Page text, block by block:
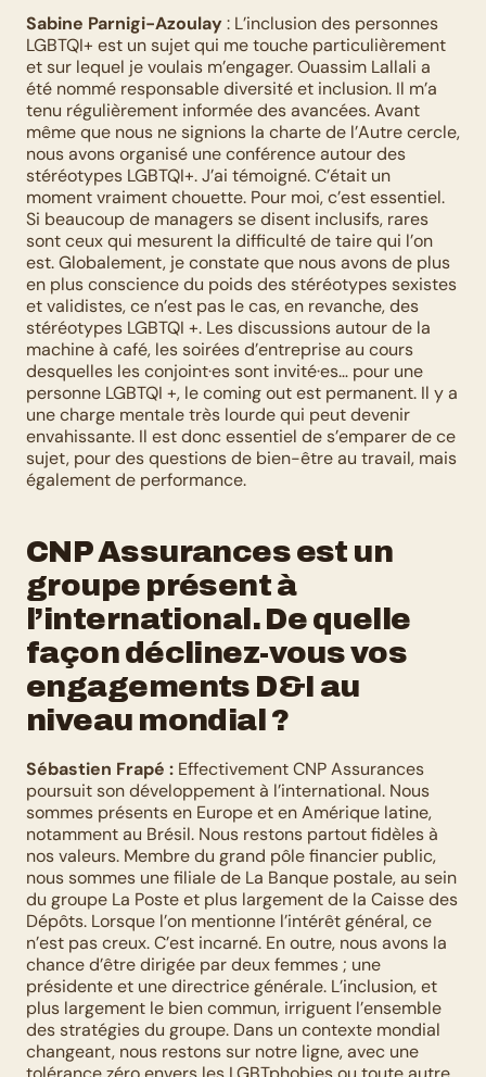
Sabine Parnigi-Azoulay : L’inclusion des personnes
LGBTQI+ est un sujet qui me touche particulièrement
et sur lequel je voulais m’engager. Ouassim Lallali a
été nommé responsable diversité et inclusion. Il m’a
tenu régulièrement informée des avancées. Avant
même que nous ne signions la charte de l’Autre cercle,
nous avons organisé une conférence autour des
stéréotypes LGBTQI+. J’ai témoigné. C’était un
moment vraiment chouette. Pour moi, c’est essentiel.
Si beaucoup de managers se disent inclusifs, rares
sont ceux qui mesurent la difficulté de taire qui l’on
est. Globalement, je constate que nous avons de plus
en plus conscience du poids des stéréotypes sexistes
et validistes, ce n’est pas le cas, en revanche, des
stéréotypes LGBTQI +. Les discussions autour de la
machine à café, les soirées d’entreprise au cours
desquelles les conjoint·es sont invité·es… pour une
personne LGBTQI +, le coming out est permanent. Il y a
une charge mentale très lourde qui peut devenir
envahissante. Il est donc essentiel de s’emparer de ce
sujet, pour des questions de bien-être au travail, mais
également de performance.
CNP Assurances est un
groupe présent à
l’international. De quelle
façon déclinez-vous vos
engagements D&I au
niveau mondial ?
Sébastien Frapé : Effectivement CNP Assurances
poursuit son développement à l’international. Nous
sommes présents en Europe et en Amérique latine,
notamment au Brésil. Nous restons partout fidèles à
nos valeurs. Membre du grand pôle financier public,
nous sommes une filiale de La Banque postale, au sein
du groupe La Poste et plus largement de la Caisse des
Dépôts. Lorsque l’on mentionne l’intérêt général, ce
n’est pas creux. C’est incarné. En outre, nous avons la
chance d’être dirigée par deux femmes ; une
présidente et une directrice générale. L’inclusion, et
plus largement le bien commun, irriguent l’ensemble
des stratégies du groupe. Dans un contexte mondial
changeant, nous restons sur notre ligne, avec une